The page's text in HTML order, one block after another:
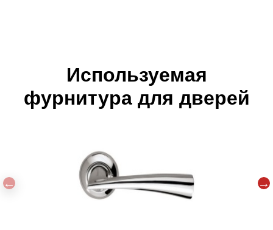
Используемая
фурнитура для дверей